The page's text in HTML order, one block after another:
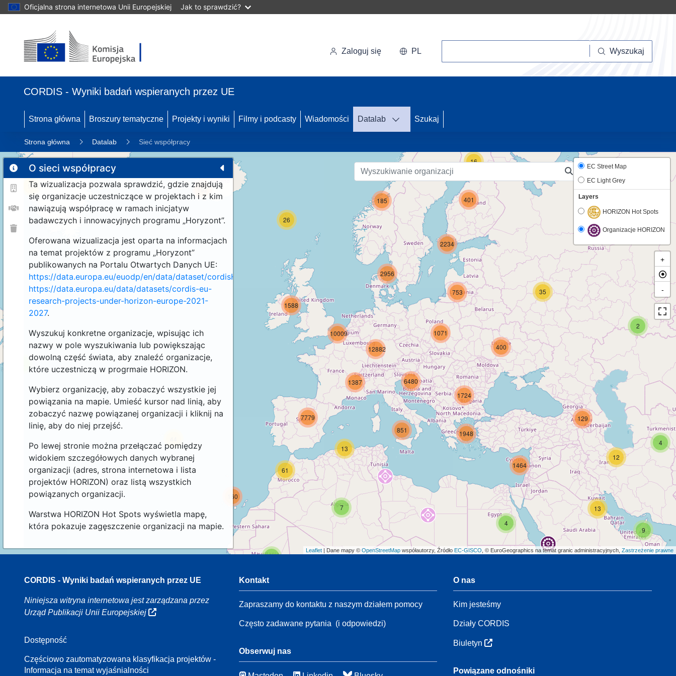
Oficjalna strona internetowa Unii Europejskiej Jak to sprawdzić?
Zaloguj się PL Wyszukaj
CORDIS - Wyniki badań wspieranych przez UE
Strona główna Broszury tematyczne Projekty i wyniki Filmy i podcasty Wiadomości Datalab Szukaj
Strona główna Datalab Sieć współpracy
O sieci współpracy
Ta wizualizacja pozwala sprawdzić, gdzie znajdują
się organizacje uczestniczące w projektach i z kim
nawiązują współpracę w ramach inicjatyw
badawczych i innowacyjnych programu „Horyzont”.
Oferowana wizualizacja jest oparta na informacjach
na temat projektów z programu „Horyzont”
publikowanych na Portalu Otwartych Danych UE:
https://data.europa.eu/euodp/en/data/dataset/cordisH2020projects.
https://data.europa.eu/data/datasets/cordis-eu-
research-projects-under-horizon-europe-2021-
2027.
Wyszukuj konkretne organizacje, wpisując ich
nazwy w pole wyszukiwania lub powiększając
dowolną część świata, aby znaleźć organizacje,
które uczestniczą w progrmaie HORIZON.
Wybierz organizację, aby zobaczyć wszystkie jej
powiązania na mapie. Umieść kursor nad linią, aby
zobaczyć nazwę powiązanej organizacji i kliknij na
linię, aby do niej przejść.
Po lewej stronie można przełączać pomiędzy
widokiem szczegółowych danych wybranej
organizacji (adres, strona internetowa i lista
projektów HORIZON) oraz listą wszystkich
powiązanych organizacji.
Warstwa HORIZON Hot Spots wyświetla mapę,
która pokazuje zagęszczenie organizacji na mapie.
2
2
21
49
11
26
192
2
13
9
4
7
160
1588
13
61
7779
12
129
851
400
35
1724
753
4
1464
1948
62
185
16
401
2234
1387
1071
2956
10009
6480
12882
EC Street Map
EC Light Grey
Layers
HORIZON Hot Spots
Organizacje HORIZON
+
-
Leaflet | Dane mapy © OpenStreetMap współautorzy, Źródło EC-GISCO , © EuroGeographics na temat granic administracyjnych, Zastrzeżenie prawne
CORDIS - Wyniki badań wspieranych przez UE
Niniejsza witryna internetowa jest zarządzana przez
Urząd Publikacji Unii Europejskiej
Dostępność
Częściowo zautomatyzowana klasyfikacja projektów -
Informacja na temat wyjaśnialności
Kontakt
Zapraszamy do kontaktu z naszym działem pomocy
Często zadawane pytania (i odpowiedzi)
Obserwuj nas
O nas
Kim jesteśmy
Działy CORDIS
Biuletyn
Powiązane odnośniki